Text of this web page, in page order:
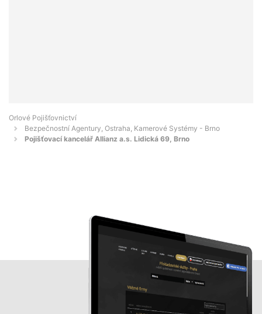
Orlové Pojišťovnictví
Bezpečnostní Agentury, Ostraha, Kamerové Systémy - Brno
Pojišťovací kancelář Allianz a.s. Lidická 69, Brno